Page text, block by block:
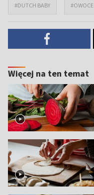
#DUTCH BABY #OWOCE
Więcej na ten temat